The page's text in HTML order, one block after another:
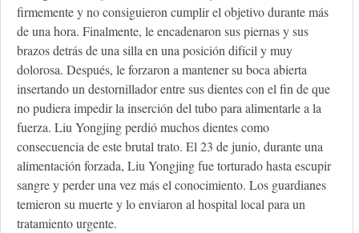
firmemente y no consiguieron cumplir el objetivo durante más
de una hora. Finalmente, le encadenaron sus piernas y sus
brazos detrás de una silla en una posición difícil y muy
dolorosa. Después, le forzaron a mantener su boca abierta
insertando un destornillador entre sus dientes con el fin de que
no pudiera impedir la inserción del tubo para alimentarle a la
fuerza. Liu Yongjing perdió muchos dientes como
consecuencia de este brutal trato. El 23 de junio, durante una
alimentación forzada, Liu Yongjing fue torturado hasta escupir
sangre y perder una vez más el conocimiento. Los guardianes
temieron su muerte y lo enviaron al hospital local para un
tratamiento urgente.